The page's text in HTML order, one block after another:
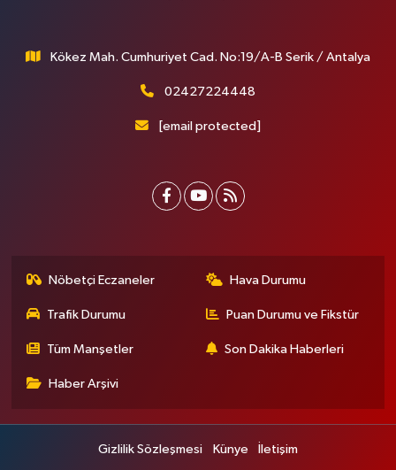
Kökez Mah. Cumhuriyet Cad. No:19/A-B Serik / Antalya
02427224448
[email protected]
Nöbetçi Eczaneler Hava Durumu
Trafik Durumu Puan Durumu ve Fikstür
Tüm Manşetler Son Dakika Haberleri
Haber Arşivi
Gizlilik Sözleşmesi Künye İletişim